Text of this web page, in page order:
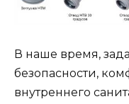
В наше время,
безопасности,
внутреннего